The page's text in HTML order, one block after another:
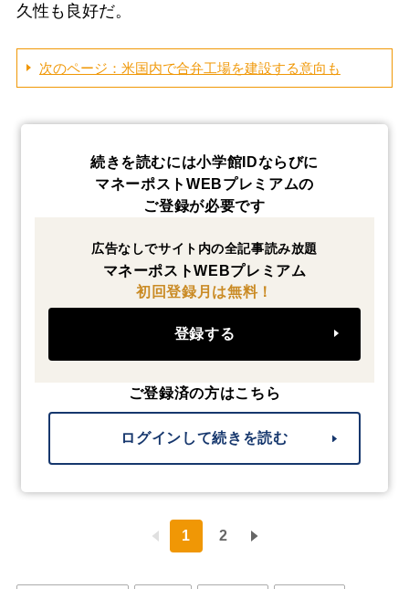
久性も良好だ。
次のページ：米国内で合弁工場を建設する意向も
続きを読むには小学館IDならびに
マネーポストWEBプレミアムの
ご登録が必要です
広告なしでサイト内の全記事読み放題
マネーポストWEBプレミアム
初回登録月は無料！
登録する
ご登録済の方はこちら
ログインして続きを読む
1 2